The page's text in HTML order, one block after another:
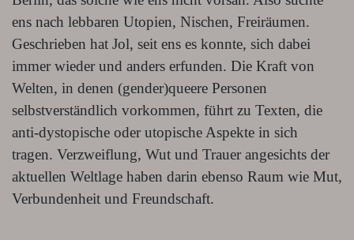
ens nach lebbaren Utopien, Nischen, Freiräumen.
Geschrieben hat Jol, seit ens es konnte, sich dabei
immer wieder und anders erfunden. Die Kraft von
Welten, in denen (gender)queere Personen
selbstverständlich vorkommen, führt zu Texten, die
anti-dystopische oder utopische Aspekte in sich
tragen. Verzweiflung, Wut und Trauer angesichts der
aktuellen Weltlage haben darin ebenso Raum wie Mut,
Verbundenheit und Freundschaft.